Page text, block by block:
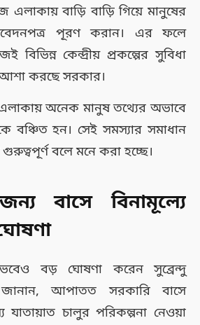
এলাকায় বাড়ি বাড়ি গিয়ে মানুষের
পূরণ করান। এর ফলে
বিভিন্ন কেন্দ্রীয় প্রকল্পের সুবিধা
করছে সরকার।
এলাকায় অনেক মানুষ তথ্যের অভাবে
বঞ্চিত হন। সেই সমস্যার সমাধান
বলে মনে করা হচ্ছে।
বাসে বিনামূল্যে
বড় ঘোষণা করেন সুব্রেন্দু
জানান, আপাতত সরকারি বাসে
যাতায়াত চালুর পরিকল্পনা নেওয়া